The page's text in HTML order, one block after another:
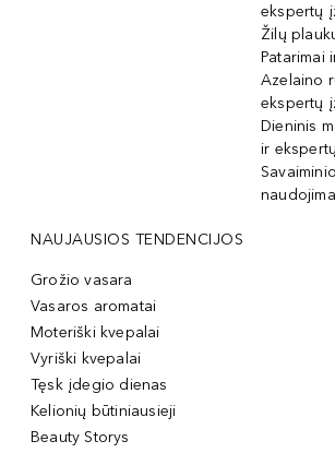
ekspertų
Žilų
Patarimai
Azelaino
ekspertų
Dieninis
ir
NAUJAUSIOS TENDENCIJOS
Grožio vasara
Vasaros aromatai
Moteriški kvepalai
Vyriški kvepalai
Tęsk įdegio dienas
Kelionių būtiniausieji
Beauty Storys